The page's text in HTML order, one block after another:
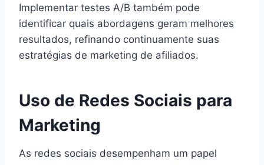
Implementar testes A/B também pode
identificar quais abordagens geram melhores
resultados, refinando continuamente suas
estratégias de marketing de afiliados.
Uso de Redes Sociais para
Marketing
As redes sociais desempenham um papel